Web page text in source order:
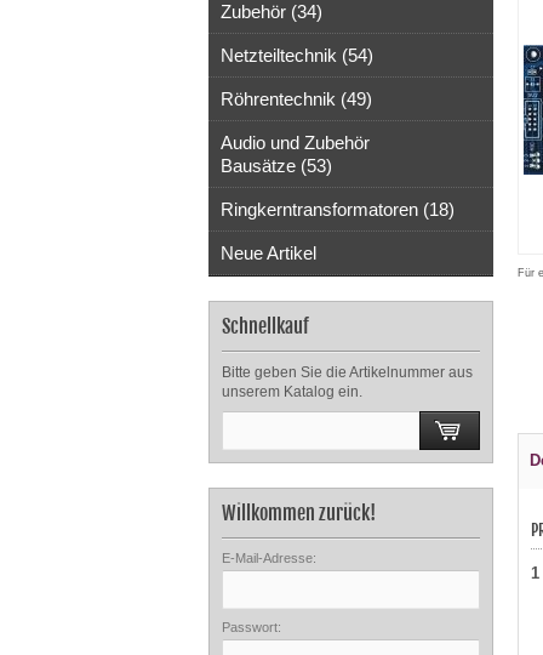
Zubehör (34)
Netzteiltechnik (54)
Röhrentechnik (49)
Audio und Zubehör
Bausätze (53)
Ringkerntransformatoren (18)
Neue Artikel
Schnellkauf
Bitte geben Sie die Artikelnummer aus
unserem Katalog ein.
Willkommen zurück!
E-Mail-Adresse:
Passwort:
Für
1